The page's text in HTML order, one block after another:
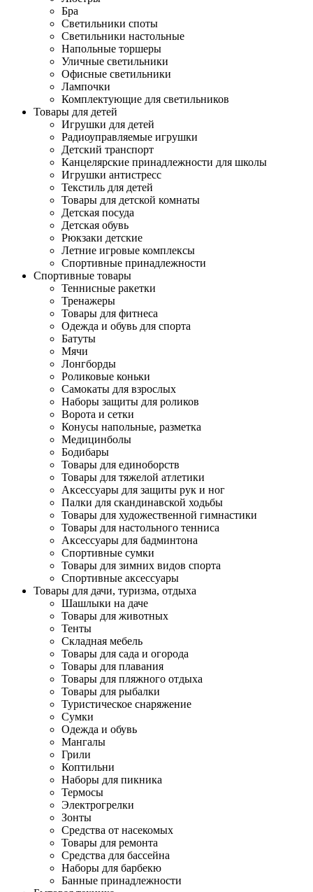
Бра
Светильники споты
Светильники настольные
Напольные торшеры
Уличные светильники
Офисные светильники
Лампочки
Комплектующие для светильников
Товары для детей
Игрушки для детей
Радиоуправляемые игрушки
Детский транспорт
Канцелярские принадлежности для школы
Игрушки антистресс
Текстиль для детей
Товары для детской комнаты
Детская посуда
Детская обувь
Рюкзаки детские
Летние игровые комплексы
Спортивные принадлежности
Спортивные товары
Теннисные ракетки
Тренажеры
Товары для фитнеса
Одежда и обувь для спорта
Батуты
Мячи
Лонгборды
Роликовые коньки
Самокаты для взрослых
Наборы защиты для роликов
Ворота и сетки
Конусы напольные, разметка
Медицинболы
Бодибары
Товары для единоборств
Товары для тяжелой атлетики
Аксессуары для защиты рук и ног
Палки для скандинавской ходьбы
Товары для художественной гимнастики
Товары для настольного тенниса
Аксессуары для бадминтона
Спортивные сумки
Товары для зимних видов спорта
Спортивные аксессуары
Товары для дачи, туризма, отдыха
Шашлыки на даче
Товары для животных
Тенты
Складная мебель
Товары для сада и огорода
Товары для плавания
Товары для пляжного отдыха
Товары для рыбалки
Туристическое снаряжение
Сумки
Одежда и обувь
Мангалы
Грили
Коптильни
Наборы для пикника
Термосы
Электрогрелки
Зонты
Средства от насекомых
Товары для ремонта
Средства для бассейна
Наборы для барбекю
Банные принадлежности